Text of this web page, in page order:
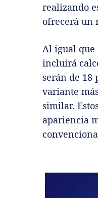
realizando
ofrecerá un
Al igual que
incluirá
serán de 18
variante
similar.
apariencia